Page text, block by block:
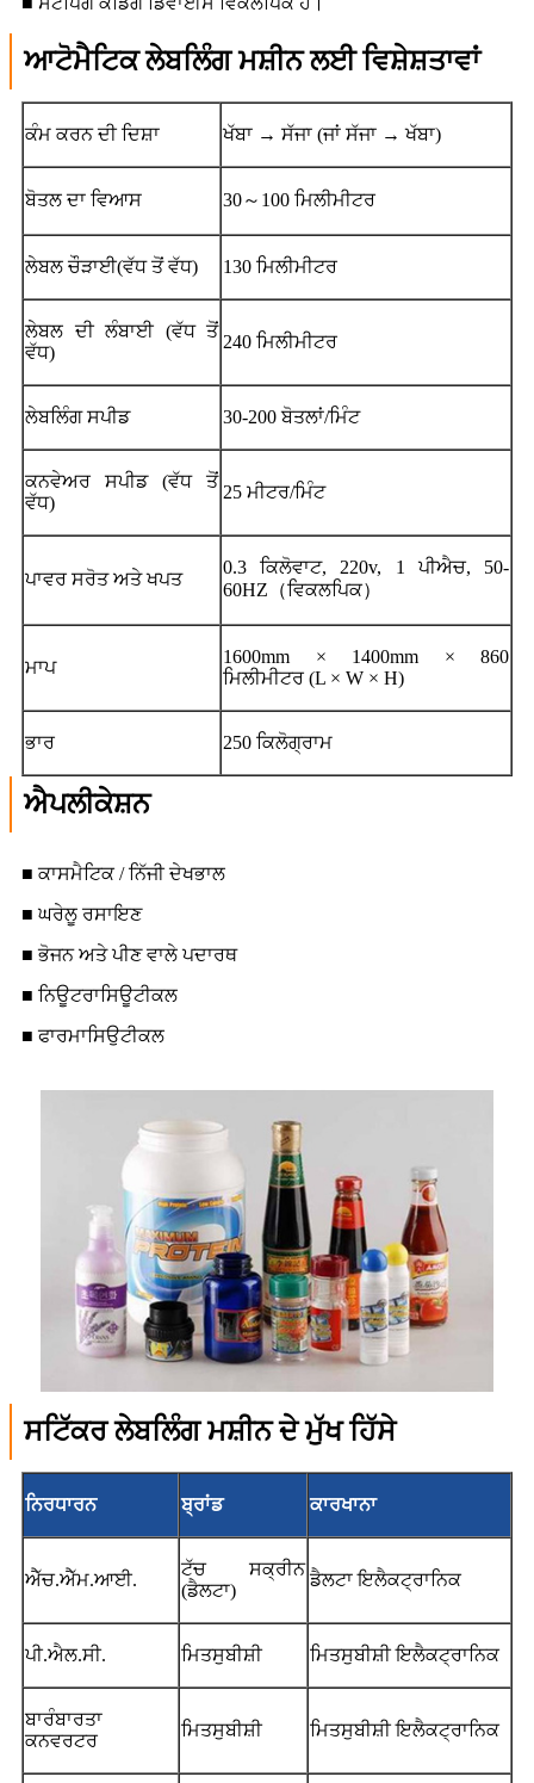
ਆਟੋਮੈਟਿਕ ਲੇਬਲਿੰਗ ਮਸ਼ੀਨ ਲਈ ਵਿਸ਼ੇਸ਼ਤਾਵਾਂ
ਕੰਮ ਕਰਨ ਦੀ ਦਿਸ਼ਾ ਖੱਬਾ → ਸੱਜਾ (ਜਾਂ ਸੱਜਾ → ਖੱਬਾ)
ਬੋਤਲ ਦਾ ਵਿਆਸ 30～100 ਮਿਲੀਮੀਟਰ
ਲੇਬਲ ਚੌੜਾਈ(ਵੱਧ ਤੋਂ ਵੱਧ) 130 ਮਿਲੀਮੀਟਰ
ਲੇਬਲ ਦੀ ਲੰਬਾਈ (ਵੱਧ ਤੋਂ
ਵੱਧ)
240 ਮਿਲੀਮੀਟਰ
ਲੇਬਲਿੰਗ ਸਪੀਡ 30-200 ਬੋਤਲਾਂ/ਮਿੰਟ
ਕਨਵੇਅਰ ਸਪੀਡ (ਵੱਧ ਤੋਂ
ਵੱਧ)
25 ਮੀਟਰ/ਮਿੰਟ
ਪਾਵਰ ਸਰੋਤ ਅਤੇ ਖਪਤ
0.3 ਕਿਲੋਵਾਟ, 220v, 1 ਪੀਐਚ, 50-
60HZ（ਵਿਕਲਪਿਕ）
ਮਾਪ
1600mm × 1400mm × 860
ਮਿਲੀਮੀਟਰ (L × W × H)
ਭਾਰ 250 ਕਿਲੋਗ੍ਰਾਮ
ਐਪਲੀਕੇਸ਼ਨ
■ ਕਾਸਮੈਟਿਕ / ਨਿੱਜੀ ਦੇਖਭਾਲ
■ ਘਰੇਲੂ ਰਸਾਇਣ
■ ਭੋਜਨ ਅਤੇ ਪੀਣ ਵਾਲੇ ਪਦਾਰਥ
■ ਨਿਊਟਰਾਸਿਊਟੀਕਲ
■ ਫਾਰਮਾਸਿਉਟੀਕਲ
ਸਟਿੱਕਰ ਲੇਬਲਿੰਗ ਮਸ਼ੀਨ ਦੇ ਮੁੱਖ ਹਿੱਸੇ
ਨਿਰਧਾਰਨ ਬ੍ਰਾਂਡ ਕਾਰਖਾਨਾ
ਐੱਚ.ਐੱਮ.ਆਈ.
ਟੱਚ ਸਕ੍ਰੀਨ
(ਡੈਲਟਾ)
ਡੈਲਟਾ ਇਲੈਕਟ੍ਰਾਨਿਕ
ਪੀ.ਐਲ.ਸੀ. ਮਿਤਸੁਬੀਸ਼ੀ ਮਿਤਸੁਬੀਸ਼ੀ ਇਲੈਕਟ੍ਰਾਨਿਕ
ਬਾਰੰਬਾਰਤਾ
ਕਨਵਰਟਰ
ਮਿਤਸੁਬੀਸ਼ੀ ਮਿਤਸੁਬੀਸ਼ੀ ਇਲੈਕਟ੍ਰਾਨਿਕ